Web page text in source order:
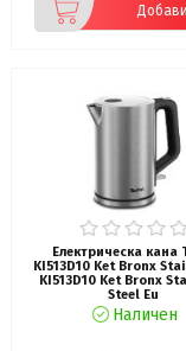
Добави
Електрическа кана
KI513D10 Ket Bronx
KI513D10 Ket Bronx
Steel Eu
Наличен